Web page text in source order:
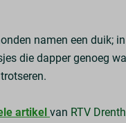
namen een duik;
die dapper genoeg
artikel van RTV